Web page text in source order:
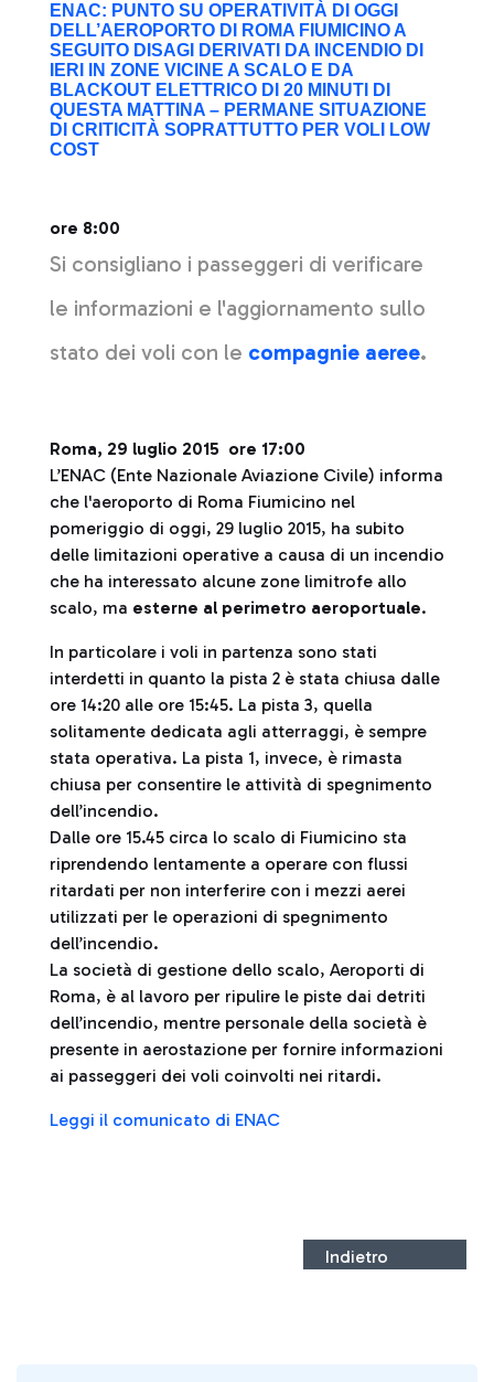
ENAC: PUNTO SU OPERATIVITÀ DI OGGI
DELL’AEROPORTO DI ROMA FIUMICINO A
SEGUITO DISAGI DERIVATI DA INCENDIO DI
IERI IN ZONE VICINE A SCALO E DA
BLACKOUT ELETTRICO DI 20 MINUTI DI
QUESTA MATTINA – PERMANE SITUAZIONE
DI CRITICITÀ SOPRATTUTTO PER VOLI LOW
COST
ore 8:00
Si consigliano i passeggeri di verificare
le informazioni e l'aggiornamento sullo
stato dei voli con le compagnie aeree.
Roma, 29 luglio 2015 ore 17:00
L’ENAC (Ente Nazionale Aviazione Civile) informa
che l'aeroporto di Roma Fiumicino nel
pomeriggio di oggi, 29 luglio 2015, ha subito
delle limitazioni operative a causa di un incendio
che ha interessato alcune zone limitrofe allo
scalo, ma esterne al perimetro aeroportuale.
In particolare i voli in partenza sono stati
interdetti in quanto la pista 2 è stata chiusa dalle
ore 14:20 alle ore 15:45. La pista 3, quella
solitamente dedicata agli atterraggi, è sempre
stata operativa. La pista 1, invece, è rimasta
chiusa per consentire le attività di spegnimento
dell’incendio.
Dalle ore 15.45 circa lo scalo di Fiumicino sta
riprendendo lentamente a operare con flussi
ritardati per non interferire con i mezzi aerei
utilizzati per le operazioni di spegnimento
dell’incendio.
La società di gestione dello scalo, Aeroporti di
Roma, è al lavoro per ripulire le piste dai detriti
dell’incendio, mentre personale della società è
presente in aerostazione per fornire informazioni
ai passeggeri dei voli coinvolti nei ritardi.
Leggi il comunicato di ENAC
Indietro